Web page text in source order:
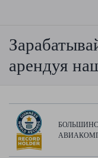
арендуя